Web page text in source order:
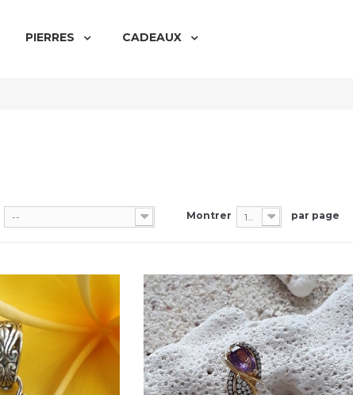
PIERRES CADEAUX
-- Montrer par page